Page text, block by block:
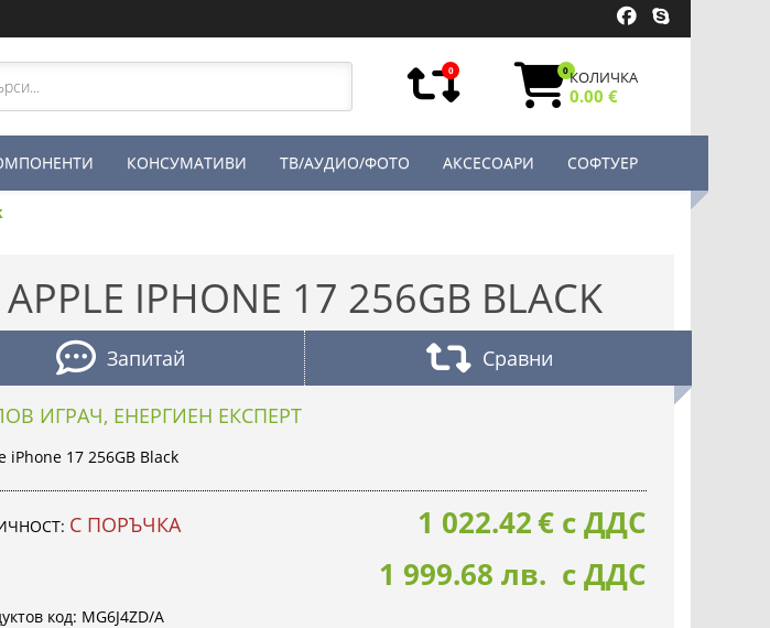
0 0КОЛИЧКА
0.00 €
КОНСУМАТИВИ ТВ/АУДИО/ФОТО АКСЕСОАРИ СОФТУЕР
APPLE IPHONE 17 256GB BLACK
Запитай Сравни
ИГРАЧ, ЕНЕРГИЕН ЕКСПЕРТ
iPhone 17 256GB Black
С ПОРЪЧКА 1 022.42€ с ДДС
1 999.68 лв. с ДДС
код: MG6J4ZD/A